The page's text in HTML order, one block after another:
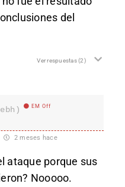
del
Ver respuestas(2)
EM Off
2 meses hace
ataque porque sus
Nooooo.